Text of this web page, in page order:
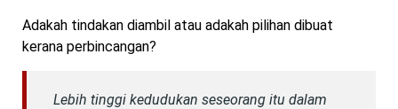
Adakah tindakan diambil atau adakah pilihan dibuat
kerana perbincangan?
Lebih tinggi kedudukan seseorang itu dalam